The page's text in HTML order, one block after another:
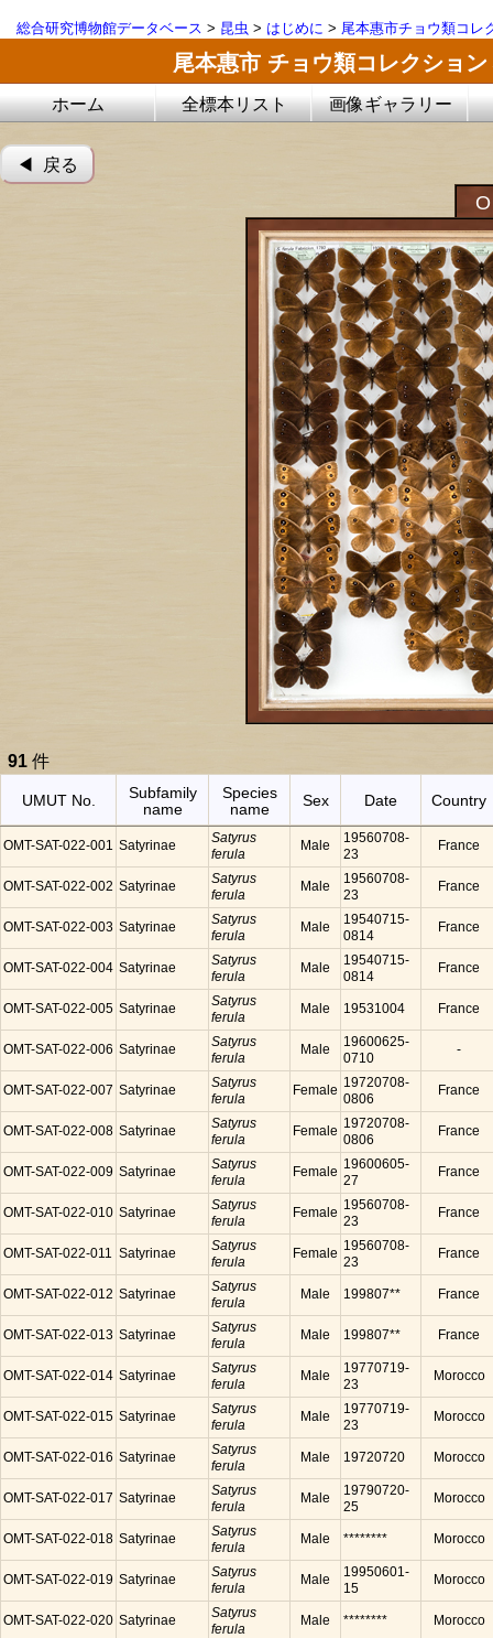
総合研究博物館データベース > 昆虫 > はじめに > 尾本惠市チョウ類コレ
尾本惠市 チョウ類コレクション
ホーム 全標本リスト 画像ギャラリー
◀︎ 戻る
91 件
UMUT No.
Subfamily
name
Species
name
Sex Date Country
OMT-SAT-022-001 Satyrinae
Satyrus
ferula
Male
19560708-
23
France
OMT-SAT-022-002 Satyrinae
Satyrus
ferula
Male
19560708-
23
France
OMT-SAT-022-003 Satyrinae
Satyrus
ferula
Male
19540715-
0814
France
OMT-SAT-022-004 Satyrinae
Satyrus
ferula
Male
19540715-
0814
France
OMT-SAT-022-005 Satyrinae
Satyrus
ferula
Male 19531004 France
OMT-SAT-022-006 Satyrinae
Satyrus
ferula
Male
19600625-
0710
-
OMT-SAT-022-007 Satyrinae
Satyrus
ferula
Female 19720708-
0806
France
OMT-SAT-022-008 Satyrinae
Satyrus
ferula
Female 19720708-
0806
France
OMT-SAT-022-009 Satyrinae
Satyrus
ferula
Female 19600605-
27
France
OMT-SAT-022-010 Satyrinae
Satyrus
ferula
Female 19560708-
23
France
OMT-SAT-022-011 Satyrinae
Satyrus
ferula
Female 19560708-
23
France
OMT-SAT-022-012 Satyrinae
Satyrus
ferula
Male 199807** France
OMT-SAT-022-013 Satyrinae
Satyrus
ferula
Male 199807** France
OMT-SAT-022-014 Satyrinae
Satyrus
ferula
Male
19770719-
23
Morocco
OMT-SAT-022-015 Satyrinae
Satyrus
ferula
Male
19770719-
23
Morocco
OMT-SAT-022-016 Satyrinae
Satyrus
ferula
Male 19720720 Morocco
OMT-SAT-022-017 Satyrinae
Satyrus
ferula
Male
19790720-
25
Morocco
OMT-SAT-022-018 Satyrinae
Satyrus
ferula
Male ******** Morocco
OMT-SAT-022-019 Satyrinae
Satyrus
ferula
Male
19950601-
15
Morocco
OMT-SAT-022-020 Satyrinae
Satyrus
ferula
Male ******** Morocco